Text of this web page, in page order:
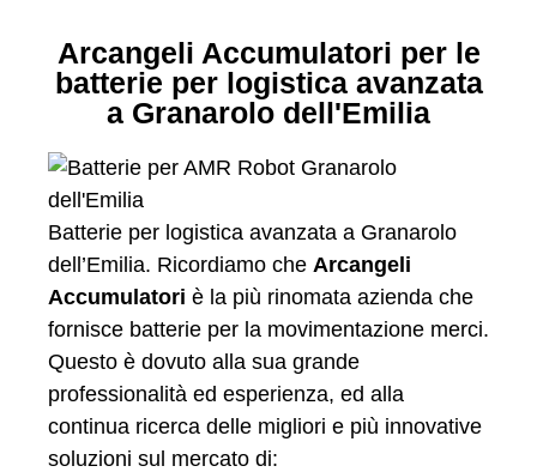
Arcangeli Accumulatori per le
batterie per logistica avanzata
a Granarolo dell'Emilia
Batterie per logistica avanzata a Granarolo
dell’Emilia. Ricordiamo che Arcangeli
Accumulatori è la più rinomata azienda che
fornisce batterie per la movimentazione merci.
Questo è dovuto alla sua grande
professionalità ed esperienza, ed alla
continua ricerca delle migliori e più innovative
soluzioni sul mercato di: